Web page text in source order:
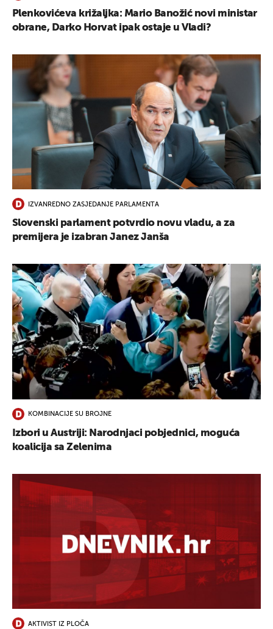
Plenkovićeva križaljka: Mario Banožić novi ministar
obrane, Darko Horvat ipak ostaje u Vladi?
IZVANREDNO ZASJEDANJE PARLAMENTA
Slovenski parlament potvrdio novu vladu, a za
premijera je izabran Janez Janša
KOMBINACIJE SU BROJNE
Izbori u Austriji: Narodnjaci pobjednici, moguća
koalicija sa Zelenima
AKTIVIST IZ PLOČA
UKLJUČITE NOTIFIKACIJE